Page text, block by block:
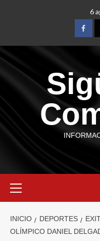
6
INICIO DEPORTES
OLÍMPICO DANIEL